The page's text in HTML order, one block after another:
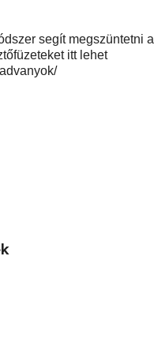
segít megszüntetni a
itt lehet